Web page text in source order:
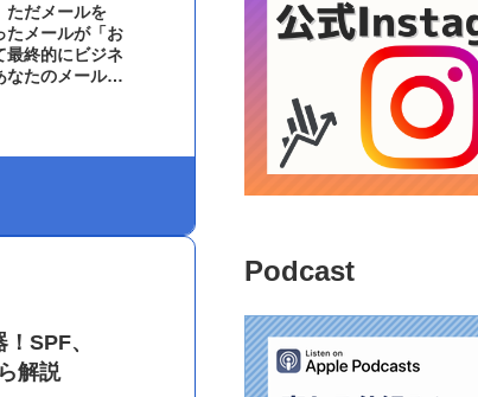
ただメールを
たメールが「お
最終的にビジネ
なたのメールマ
SPF、
解説
Podcast